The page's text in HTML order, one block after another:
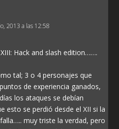
2013 a las 12:58
Hack and slash edition…….
tal; 3 o 4 personajes que
de experiencia ganados,
los ataques se debían
esto se perdió desde el XII si la
muy triste la verdad, pero